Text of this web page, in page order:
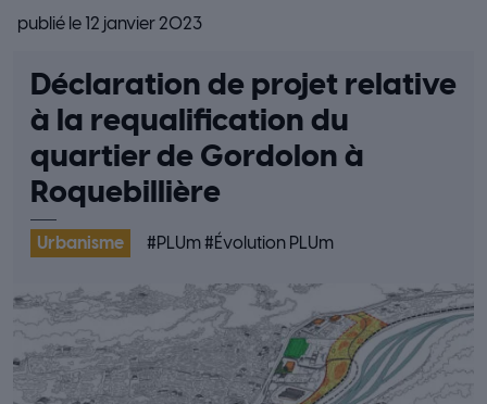
publié le 12 janvier 2023
Déclaration de projet relative
à la requalification du
quartier de Gordolon à
Roquebillière
Urbanisme #PLUm#Évolution PLUm